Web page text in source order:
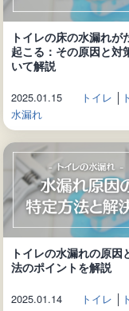
トイレの床の水漏れが
起こる：その原因と対
いて解説
2025.01.15 トイレ │
水漏れ
トイレの水漏れの原因
法のポイントを解説
2025.01.14 トイレ